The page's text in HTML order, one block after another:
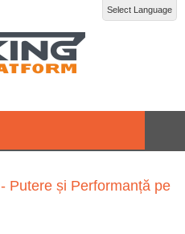
Select Language
- Putere și Performanță pe